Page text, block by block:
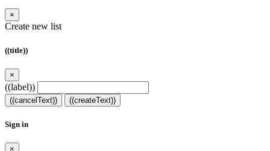
×
Create new list
((title))
×
((label))
((cancelText)) ((createText))
Sign in
×